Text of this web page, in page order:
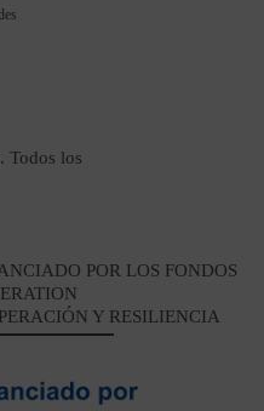
Todos los
POR LOS FONDOS
Y RESILIENCIA